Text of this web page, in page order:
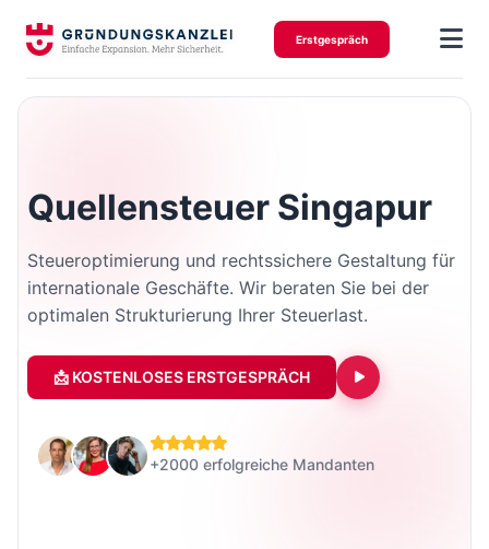
Erstgespräch
Quellensteuer Singapur
Steueroptimierung und rechtssichere Gestaltung für
internationale Geschäfte. Wir beraten Sie bei der
optimalen Strukturierung Ihrer Steuerlast.
📩 KOSTENLOSES ERSTGESPRÄCH
+2000 erfolgreiche Mandanten